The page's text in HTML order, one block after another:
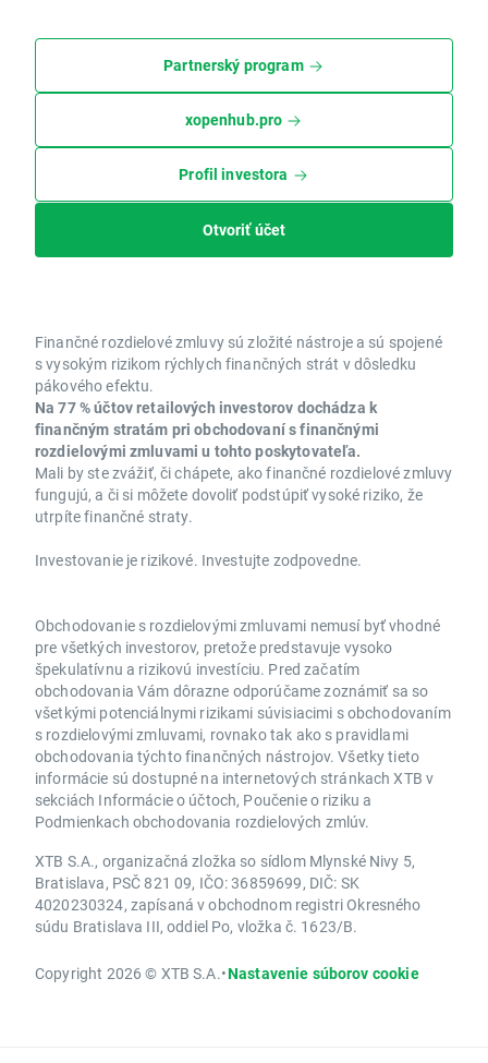
Partnerský program
xopenhub.pro
Profil investora
Otvoriť účet
Finančné rozdielové zmluvy sú zložité nástroje a sú spojené
s vysokým rizikom rýchlych finančných strát v dôsledku
pákového efektu.
Na 77 % účtov retailových investorov dochádza k
finančným stratám pri obchodovaní s finančnými
rozdielovými zmluvami u tohto poskytovateľa.
Mali by ste zvážiť, či chápete, ako finančné rozdielové zmluvy
fungujú, a či si môžete dovoliť podstúpiť vysoké riziko, že
utrpíte finančné straty.
Investovanie je rizikové. Investujte zodpovedne.
Obchodovanie s rozdielovými zmluvami nemusí byť vhodné
pre všetkých investorov, pretože predstavuje vysoko
špekulatívnu a rizikovú investíciu. Pred začatím
obchodovania Vám dôrazne odporúčame zoznámiť sa so
všetkými potenciálnymi rizikami súvisiacimi s obchodovaním
s rozdielovými zmluvami, rovnako tak ako s pravidlami
obchodovania týchto finančných nástrojov. Všetky tieto
informácie sú dostupné na internetových stránkach XTB v
sekciách Informácie o účtoch, Poučenie o riziku a
Podmienkach obchodovania rozdielových zmlúv.
XTB S.A., organizačná zložka so sídlom Mlynské Nivy 5,
Bratislava, PSČ 821 09, IČO: 36859699, DIČ: SK
4020230324, zapísaná v obchodnom registri Okresného
súdu Bratislava III, oddiel Po, vložka č. 1623/B.
Copyright 2026 © XTB S.A.•Nastavenie súborov cookie